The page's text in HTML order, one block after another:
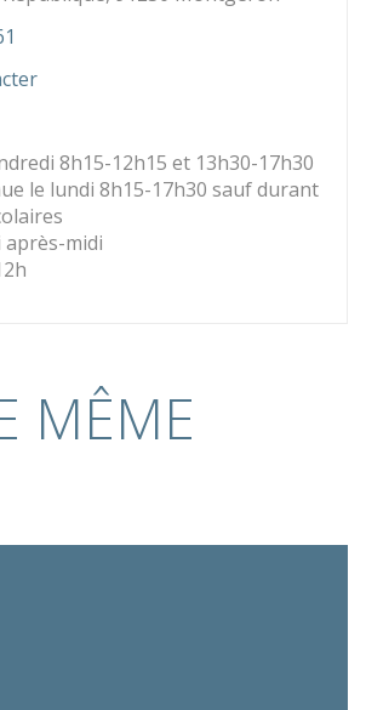
8h15-12h15 et 13h30-17h30
le lundi 8h15-17h30 sauf durant
après-midi
MÊME